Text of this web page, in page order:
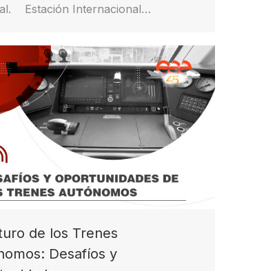
Estación Internacional…
de los Trenes
Desafíos y